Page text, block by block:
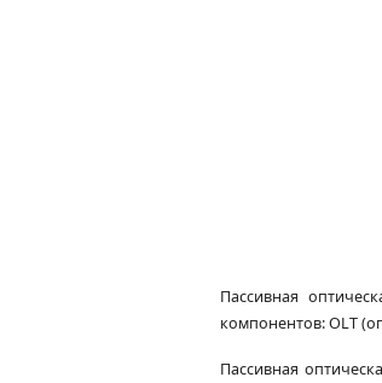
Пассивная
компонентов: OLT
Пассивная